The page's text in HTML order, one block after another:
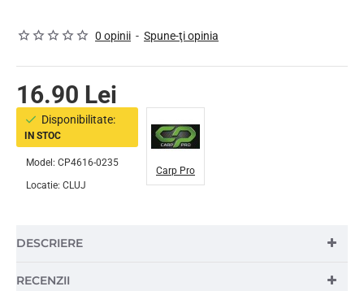
0 opinii - Spune-ţi opinia
16.90 Lei
Disponibilitate:
IN STOC
Model: CP4616-0235
Locatie: CLUJ
Carp Pro
DESCRIERE
RECENZII